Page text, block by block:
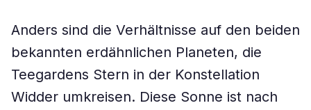
Anders sind die Verhältnisse auf den beiden
bekannten erdähnlichen Planeten, die
Teegardens Stern in der Konstellation
Widder umkreisen. Diese Sonne ist nach